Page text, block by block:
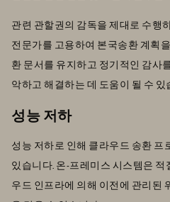
관련 관할권의 감독을 제대로 수행
전문가를 고용하여 본국송환 계획
환 문서를 유지하고 정기적인 감사
악하고 해결하는 데 도움이 될 수 있
성능 저하
성능 저하로 인해 클라우드 송환 프
있습니다. 온-프레미스 시스템은
우드 인프라에 의해 이전에 관리된